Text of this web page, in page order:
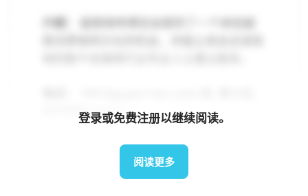
胡志明市 (SECC)
优质咖啡和茶、配料、咖啡和茶用
品、设备和设施、甜点
登录或免费注册以继续阅读。
阅读更多